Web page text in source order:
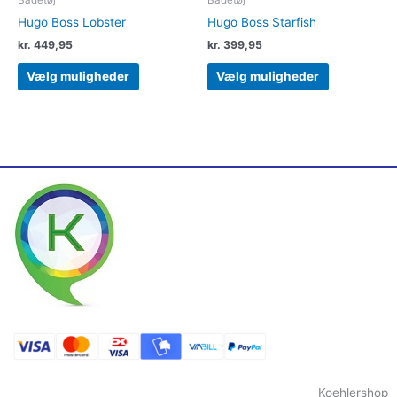
Hugo Boss Lobster
kr. 449,95
Vælg muligheder
Hugo Boss Starfish
kr. 399,95
Vælg muligheder
Koehlershop